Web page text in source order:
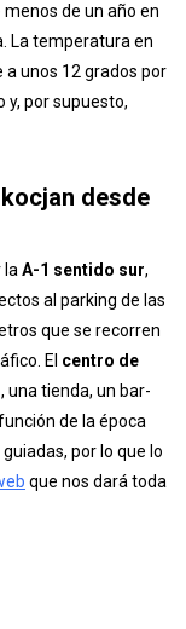
de un año en
La temperatura en
unos 12 grados por
y, por supuesto,
desde
la A-1 sentido sur,
al parking de las
que se recorren
El centro de
una tienda, un bar-
de la época
por lo que lo
que nos dará toda